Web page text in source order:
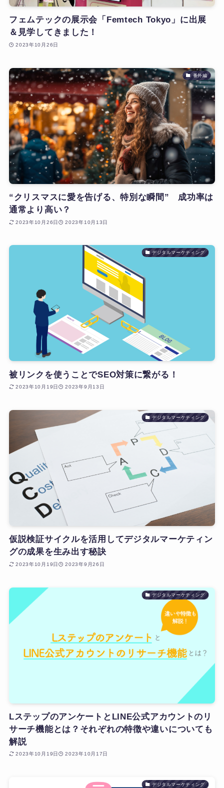
フェムテックの展示会「Femtech Tokyo」に出展
＆見学してきました！
2023年10月26日
番外編
“クリスマスに愛を告げる、特別な瞬間” 成功率は
通常より高い？
2023年10月26日 2023年10月13日
デジタルマーケティング
被リンクを使うことでSEO対策に繋がる！
2023年10月19日 2023年9月13日
デジタルマーケティング
仮説検証サイクルを活用してデジタルマーケティン
グの成果を生み出す秘訣
2023年10月19日 2023年9月26日
デジタルマーケティング
LステップのアンケートとLINE公式アカウントのリ
サーチ機能とは？それぞれの特徴や違いについても
解説
2023年10月19日 2023年10月17日
デジタルマーケティング